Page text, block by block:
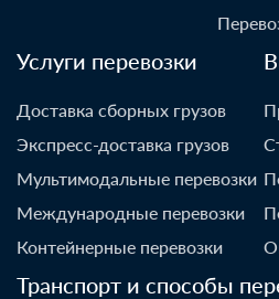
Услуги перевозки
Доставка сборных грузов
Экспресс-доставка грузов
Мультимодальные перевозки
Международные перевозки
Контейнерные перевозки
Транспорт и способы